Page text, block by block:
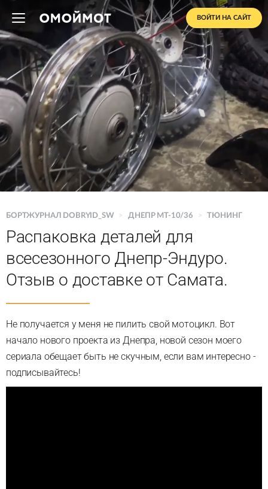
ВОЙТИ НА САЙТ
БОРТЖУРНАЛ DOBRYID_SW > ДНЕПР MT-10/36 > ТЮНИНГ
Распаковка деталей для
всесезонного Днепр-Эндуро.
Отзыв о доставке от Самата.
Не получается у меня не пилить свой мотоцикл. Вот
начало нового проекта из Днепра, новой сезон моего
сериала обещает быть не скучным, если вам интересно -
подписывайтесь!